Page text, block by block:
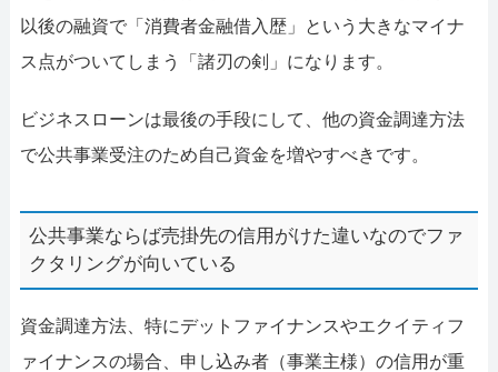
以後の融資で「消費者金融借入歴」という大きなマイナ
ス点がついてしまう「諸刃の剣」になります。
ビジネスローンは最後の手段にして、他の資金調達方法
で公共事業受注のため自己資金を増やすべきです。
公共事業ならば売掛先の信用がけた違いなのでファ
クタリングが向いている
資金調達方法、特にデットファイナンスやエクイティフ
ァイナンスの場合、申し込み者（事業主様）の信用が重